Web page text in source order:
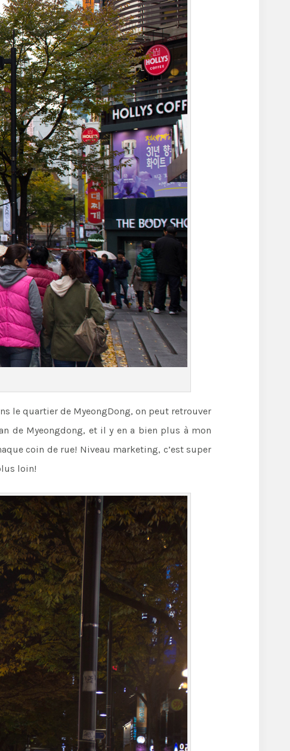
le quartier de MyeongDong, on peut retrouver
de Myeongdong, et il y en a bien plus à mon
coin de rue! Niveau marketing, c’est super
loin!